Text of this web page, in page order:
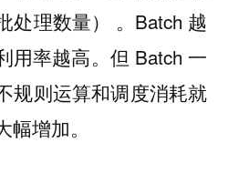
处理数量） 。Batch 越
用率越高。但 Batch 一
规则运算和调度消耗就
增加。